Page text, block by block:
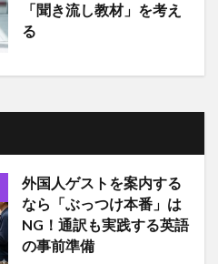
「聞き流し教材」を考え
る
外国人ゲストを案内する
なら「ぶっつけ本番」は
NG！通訳も実践する英語
の事前準備